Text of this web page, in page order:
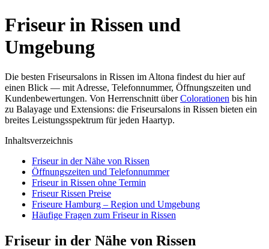
Friseur in Rissen und
Umgebung
Die besten Friseursalons in Rissen im Altona findest du hier auf
einen Blick — mit Adresse, Telefonnummer, Öffnungszeiten und
Kundenbewertungen. Von Herrenschnitt überColorationen bis hin
zu Balayage und Extensions: die Friseursalons in Rissen bieten ein
breites Leistungsspektrum für jeden Haartyp.
Inhaltsverzeichnis
Friseur in der Nähe von Rissen
Öffnungszeiten und Telefonnummer
Friseur in Rissen ohne Termin
Friseur Rissen Preise
Friseure Hamburg – Region und Umgebung
Häufige Fragen zum Friseur in Rissen
Friseur in der Nähe von Rissen